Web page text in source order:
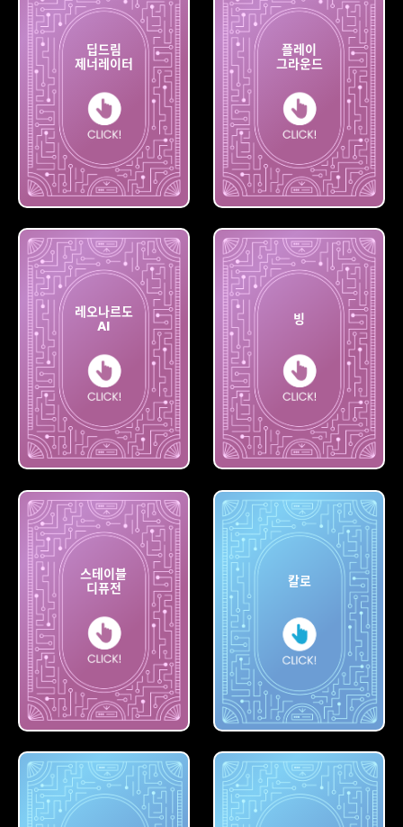
딥드림
제너레이터
딥드림
제너레이터
플레이
그라운드
플레이
그라운드
레오나르도
AI
레오나르도
AI
빙
빙
스테이블
디퓨전
스테이블
디퓨전
칼로
칼로